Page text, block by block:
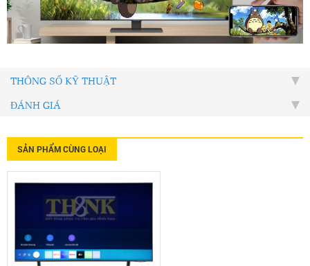
THÔNG SỐ KỸ THUẬT
ĐÁNH GIÁ
SẢN PHẨM CÙNG LOẠI